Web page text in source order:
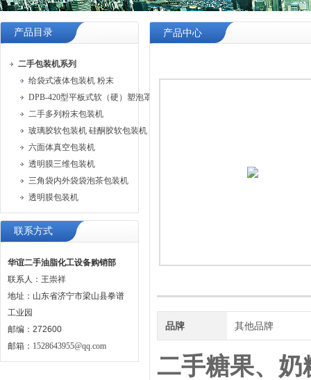
产品目录
二手包装机系列
给袋式液体包装机 粉末
DPB-420型平板式软（硬）塑泡罩包装机
二手多列粉末包装机
六面体真空包装机
透明膜三维包装机
三角袋内外袋袋泡茶包装机
透明膜包装机
联系方式
华谊二手油脂化工设备购销部
联系人：王崇祥
地址：山东省济宁市梁山县拳谱
工业园
邮编：272600
邮箱： 1528643955@qq.com
产品中心
品牌 其他品牌
二手糖果、奶